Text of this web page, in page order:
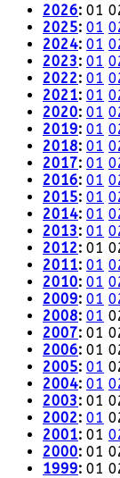
2026: 01
2025: 01
2024: 01
2023: 01
2022: 01
2021: 01
2020: 01
2019: 01
2018: 01
2017: 01
2016: 01
2015: 01
2014: 01
2013: 01
2012: 01
2011: 01
2010: 01
2009: 01
2008: 01
2007: 01
2006: 01
2005: 01
2004: 01
2003: 01
2002: 01
2001: 01
2000: 01
1999: 01